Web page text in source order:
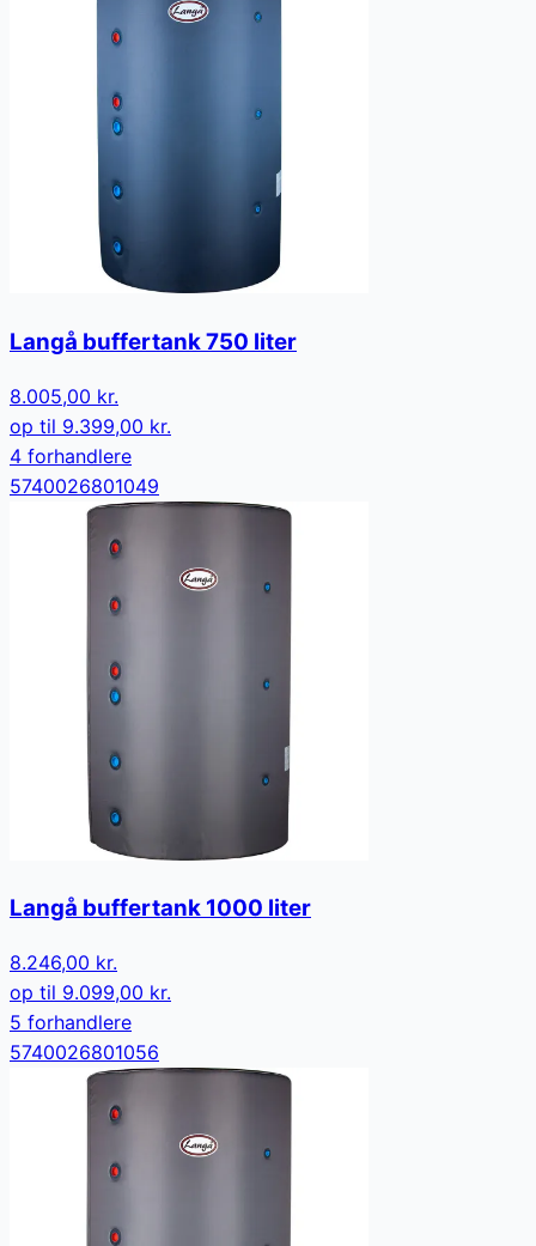
Langå buffertank 750 liter
8.005,00 kr.
op til 9.399,00 kr.
4 forhandlere
5740026801049
Langå buffertank 1000 liter
8.246,00 kr.
op til 9.099,00 kr.
5 forhandlere
5740026801056